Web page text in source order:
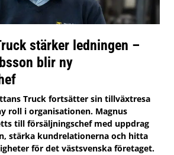
stärker ledningen –
blir ny
Truck fortsätter sin tillväxtresa
roll i organisationen. Magnus
till försäljningschef med uppdrag
stärka kundrelationerna och hitta
för det västsvenska företaget.